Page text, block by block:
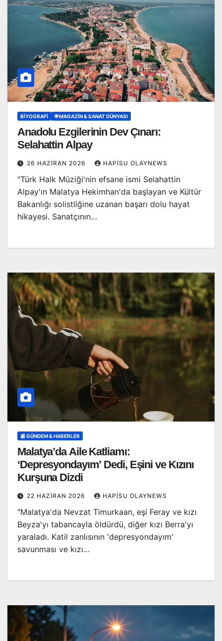
BIYOGRAFI 🌟MAGAZIN & SANAT DÜNYASI
Anadolu Ezgilerinin Dev Çınarı:
Selahattin Alpay
26 HAZIRAN 2026 HAPISU OLAYNEWS
"Türk Halk Müziği'nin efsane ismi Selahattin
Alpay'ın Malatya Hekimhan'da başlayan ve Kültür
Bakanlığı solistliğine uzanan başarı dolu hayat
hikayesi. Sanatçının…
📰 GÜNDEM & HABERLER
Malatya’da Aile Katliamı:
‘Depresyondayım’ Dedi, Eşini ve Kızını
Kurşuna Dizdi
22 HAZIRAN 2026 HAPISU OLAYNEWS
"Malatya'da Nevzat Timurkaan, eşi Feray ve kızı
Beyza'yı tabancayla öldürdü, diğer kızı Berra'yı
yaraladı. Katil zanlısının 'depresyondayım'
savunması ve kızı…